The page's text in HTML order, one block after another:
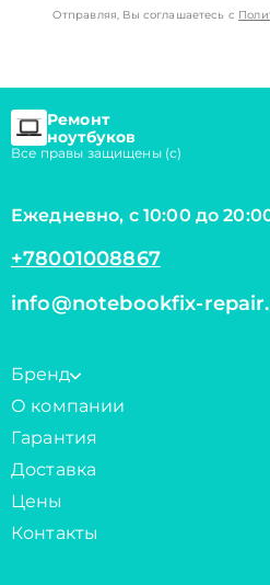
Отправляя, Вы соглашаетесь с
Ремонт
ноутбуков
Все правы защищены (с)
Ежедневно, с 10:00 до
+78001008867
info@notebookfix-
Бренд
О компании
Гарантия
Доставка
Цены
Контакты